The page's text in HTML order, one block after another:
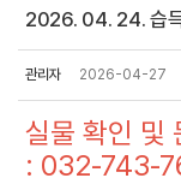
2026. 04. 24. 습
관리자 2026-04-27
실물 확인
: 032-743-